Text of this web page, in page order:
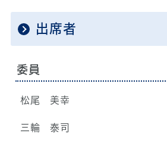
出席者
委員
松尾 美幸
三輪 泰司